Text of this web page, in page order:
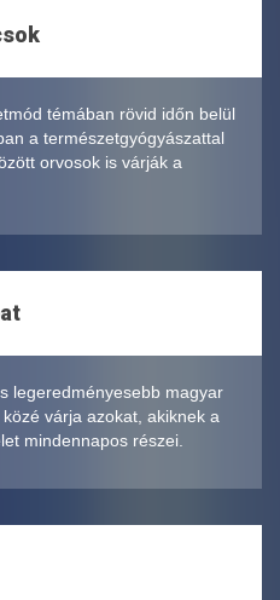
témában rövid időn belül
a természetgyógyászattal
orvosok is várják a
legeredményesebb magyar
várja azokat, akiknek a
mindennapos részei.